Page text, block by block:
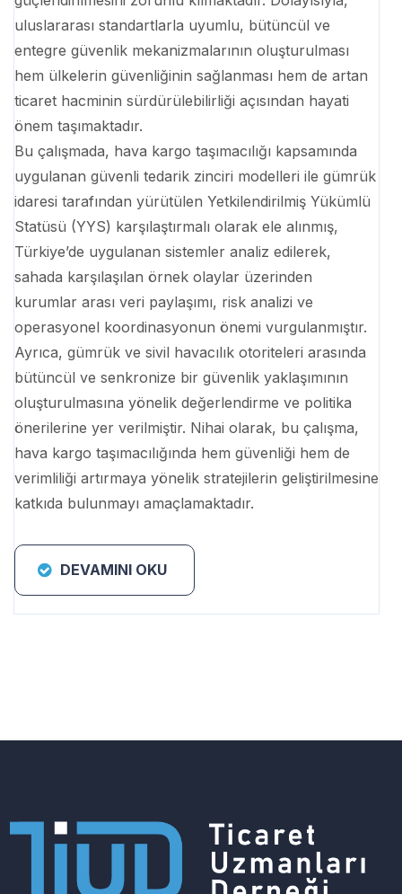
uluslararası standartlarla uyumlu, bütüncül ve
entegre güvenlik mekanizmalarının oluşturulması
hem ülkelerin güvenliğinin sağlanması hem de artan
ticaret hacminin sürdürülebilirliği açısından hayati
önem taşımaktadır.
Bu çalışmada, hava kargo taşımacılığı kapsamında
uygulanan güvenli tedarik zinciri modelleri ile gümrük
idaresi tarafından yürütülen Yetkilendirilmiş Yükümlü
Statüsü (YYS) karşılaştırmalı olarak ele alınmış,
Türkiye’de uygulanan sistemler analiz edilerek,
sahada karşılaşılan örnek olaylar üzerinden
kurumlar arası veri paylaşımı, risk analizi ve
operasyonel koordinasyonun önemi vurgulanmıştır.
Ayrıca, gümrük ve sivil havacılık otoriteleri arasında
bütüncül ve senkronize bir güvenlik yaklaşımının
oluşturulmasına yönelik değerlendirme ve politika
önerilerine yer verilmiştir. Nihai olarak, bu çalışma,
hava kargo taşımacılığında hem güvenliği hem de
verimliliği artırmaya yönelik stratejilerin geliştirilmesine
katkıda bulunmayı amaçlamaktadır.
DEVAMINI OKU